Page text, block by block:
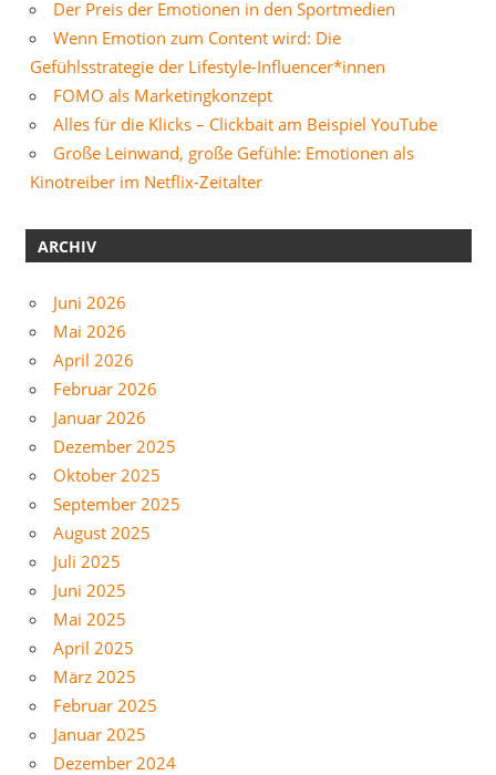
Der Preis der Emotionen in den Sportmedien
Wenn Emotion zum Content wird: Die
Gefühlsstrategie der Lifestyle-Influencer*innen
FOMO als Marketingkonzept
Alles für die Klicks – Clickbait am Beispiel YouTube
Große Leinwand, große Gefühle: Emotionen als
Kinotreiber im Netflix-Zeitalter
ARCHIV
Juni 2026
Mai 2026
April 2026
Februar 2026
Januar 2026
Dezember 2025
Oktober 2025
September 2025
August 2025
Juli 2025
Juni 2025
Mai 2025
April 2025
März 2025
Februar 2025
Januar 2025
Dezember 2024